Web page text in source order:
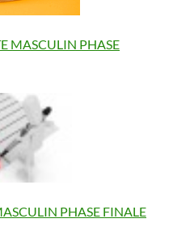
MASCULIN PHASE
PHASE FINALE